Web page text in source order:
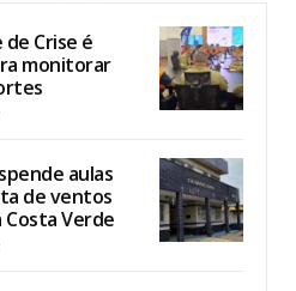
Crise é
monitorar
aulas
de ventos
Verde